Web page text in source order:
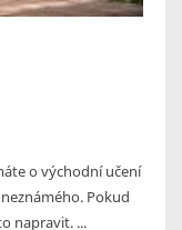
o východní učení
Pokud
napravit. ...